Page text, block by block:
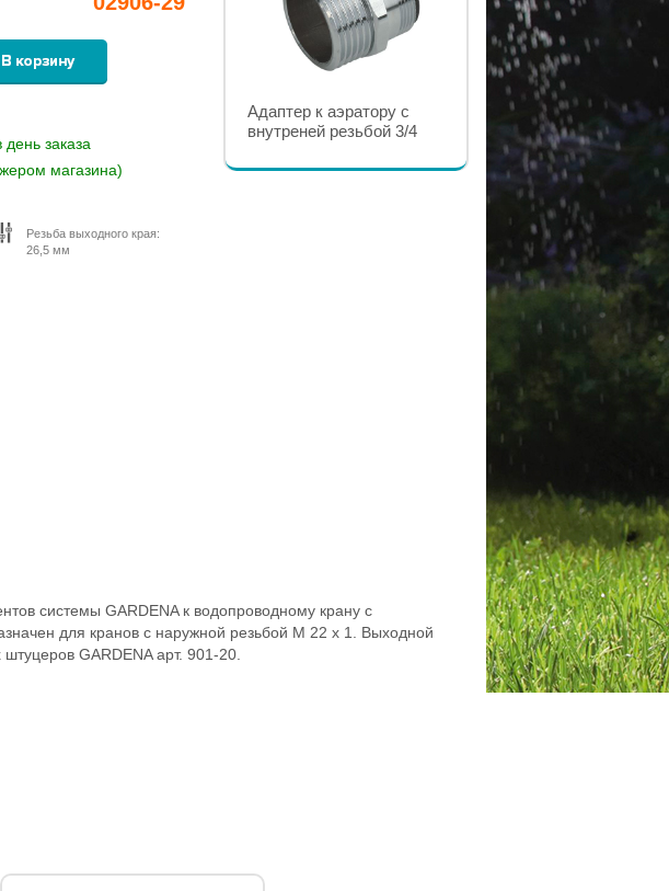
заказа
магазина)
Резьба выходного края:
26,5 мм
Аэратор GARDENA
Адаптер к аэратору с
внутреней резьбой 3/4
системы GARDENA к водопроводному крану с
для кранов с наружной резьбой M 22 x 1. Выходной
GARDENA арт. 901-20.